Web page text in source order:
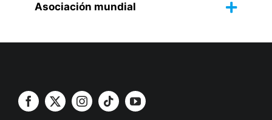
Asociación mundial